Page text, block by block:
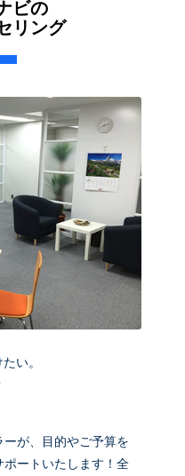
ビの
リング
い。
が、目的やご予算を
ートいたします！全